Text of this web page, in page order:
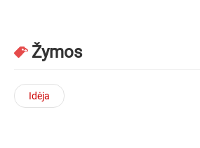
Žymos
Idėja